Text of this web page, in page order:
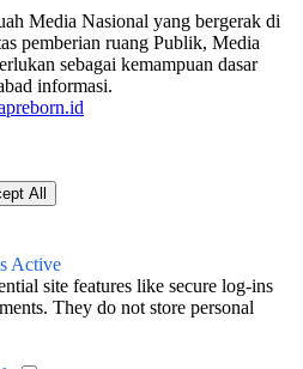
Media Nasional yang bergerak di
pemberian ruang Publik, Media
sebagai kemampuan dasar
informasi.
All
Active
site features like secure log-ins
They do not store personal